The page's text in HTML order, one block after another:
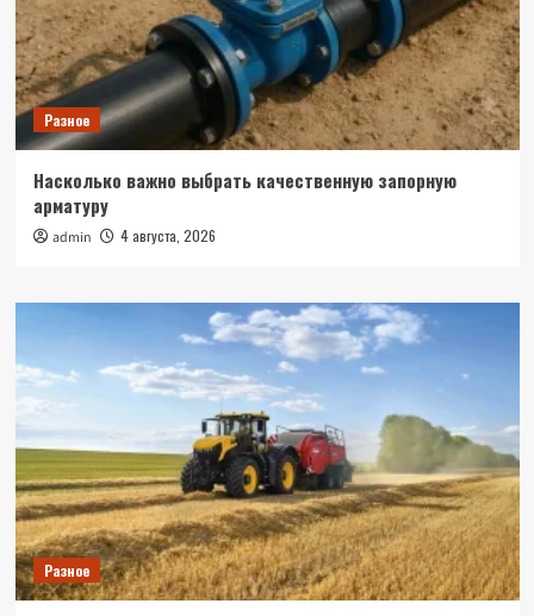
Разное
Насколько важно выбрать качественную запорную
арматуру
admin 4 августа, 2026
Разное